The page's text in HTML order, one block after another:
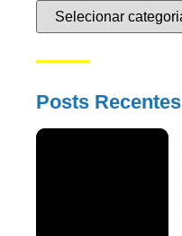
Posts Recentes